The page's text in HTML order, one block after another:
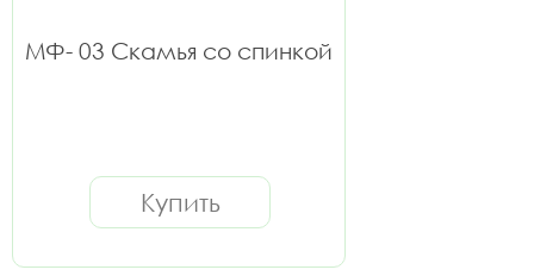
МФ- 03 Скамья со спинкой
Купить